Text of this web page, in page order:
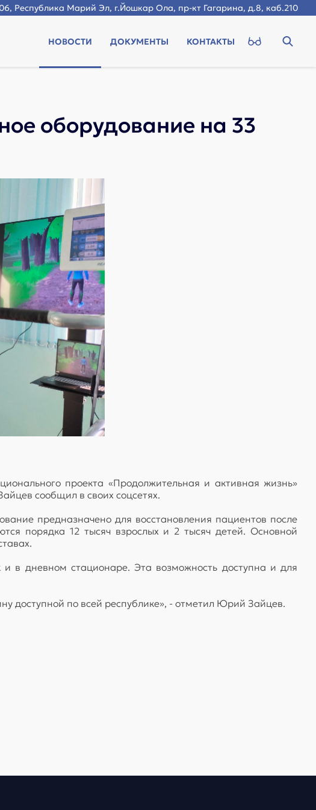
Республика Марий Эл, г.Йошкар Ола, пр-кт Гагарина, д.8, каб.210
НОВОСТИ ДОКУМЕНТЫ КОНТАКТЫ
оборудование на 33
проекта «Продолжительная и активная жизнь»
сообщил в своих соцсетях.
предназначено для восстановления пациентов после
порядка 12 тысяч взрослых и 2 тысяч детей. Основной
и в дневном стационаре. Эта возможность доступна и для
доступной по всей республике», - отметил Юрий Зайцев.